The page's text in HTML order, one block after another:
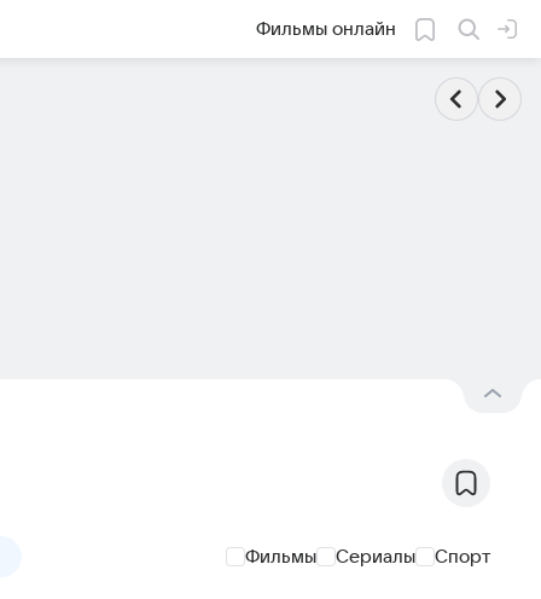
Фильмы онлайн
Фильмы Сериалы Спорт